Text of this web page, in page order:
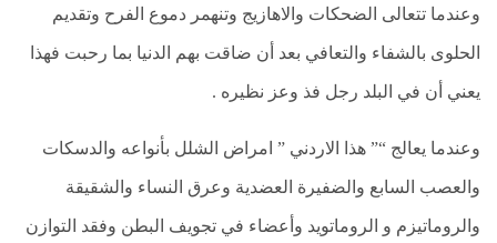
الفئة
المستهدفة
وعندما تتعالى الضحكات والاهازيج وتنهمر دموع الفرح وتقديم
الحلوى بالشفاء والتعافي بعد أن ضاقت بهم الدنيا بما رحبت فهذا
يعني أن في البلد رجل فذ وعز نظيره .
وعندما يعالج “” هذا الاردني ” امراض الشلل بأنواعه والدسكات
والعصب السابع والضفيرة العضدية وعرق النساء والشقيقة
والروماتيزم و الروماتويد وأعضاء في تجويف البطن وفقد التوازن